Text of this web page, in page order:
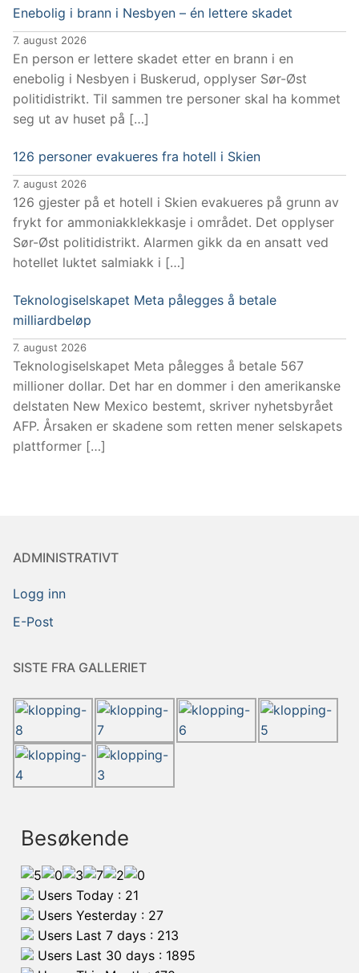
Enebolig i brann i Nesbyen – én lettere skadet
7. august 2026
En person er lettere skadet etter en brann i en
enebolig i Nesbyen i Buskerud, opplyser Sør-Øst
politidistrikt. Til sammen tre personer skal ha kommet
seg ut av huset på […]
126 personer evakueres fra hotell i Skien
7. august 2026
126 gjester på et hotell i Skien evakueres på grunn av
frykt for ammoniakklekkasje i området. Det opplyser
Sør-Øst politidistrikt. Alarmen gikk da en ansatt ved
hotellet luktet salmiakk i […]
Teknologiselskapet Meta pålegges å betale
milliardbeløp
7. august 2026
Teknologiselskapet Meta pålegges å betale 567
millioner dollar. Det har en dommer i den amerikanske
delstaten New Mexico bestemt, skriver nyhetsbyrået
AFP. Årsaken er skadene som retten mener selskapets
plattformer […]
ADMINISTRATIVT
Logg inn
E-Post
SISTE FRA GALLERIET
Besøkende
Users Today : 21
Users Yesterday : 27
Users Last 7 days : 213
Users Last 30 days : 1895